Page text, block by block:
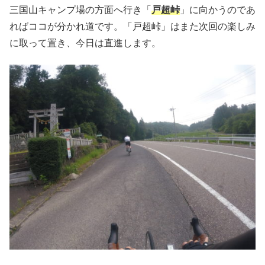
三国山キャンプ場の方面へ行き「 戸超峠」に向かうのであ
ればココが分かれ道です。「戸超峠」はまた次回の楽しみ
に取って置き、今日は直進します。